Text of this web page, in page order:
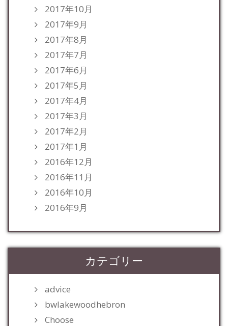
2017年10月
2017年9月
2017年8月
2017年7月
2017年6月
2017年5月
2017年4月
2017年3月
2017年2月
2017年1月
2016年12月
2016年11月
2016年10月
2016年9月
カテゴリー
advice
bwlakewoodhebron
Choose